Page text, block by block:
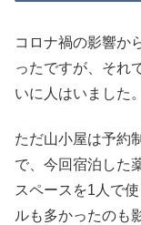
コロナ禍の影響か
ったですが、それ
いに人はいました。
ただ山小屋は予約
で、今回宿泊した
スペースを1人で
ルも多かったのも